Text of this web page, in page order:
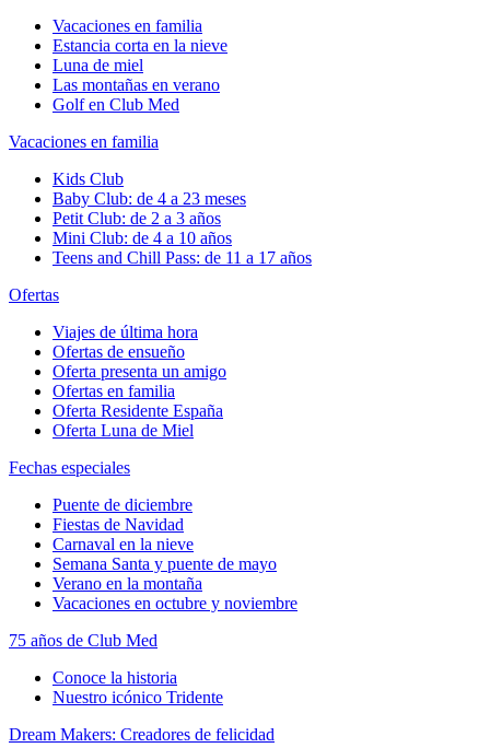
Vacaciones en familia
Estancia corta en la nieve
Luna de miel
Las montañas en verano
Golf en Club Med
Vacaciones en familia
Kids Club
Baby Club: de 4 a 23 meses
Petit Club: de 2 a 3 años
Mini Club: de 4 a 10 años
Teens and Chill Pass: de 11 a 17 años
Ofertas
Viajes de última hora
Ofertas de ensueño
Oferta presenta un amigo
Ofertas en familia
Oferta Residente España
Oferta Luna de Miel
Fechas especiales
Puente de diciembre
Fiestas de Navidad
Carnaval en la nieve
Semana Santa y puente de mayo
Verano en la montaña
Vacaciones en octubre y noviembre
75 años de Club Med
Conoce la historia
Nuestro icónico Tridente
Dream Makers: Creadores de felicidad